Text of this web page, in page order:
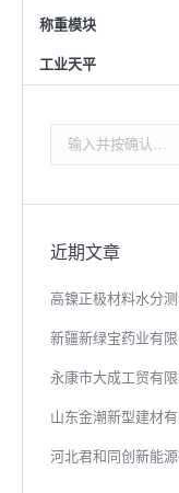
称重模块
工业天平
索：
近期文章
高镍正极材料水分
新疆新绿宝药业有
永康市大成工贸有
山东金潮新型建材
河北君和同创新能